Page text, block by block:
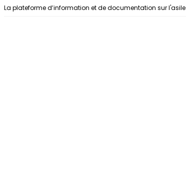
Aller au contenu
La plateforme d’information et de documentation sur l'asile